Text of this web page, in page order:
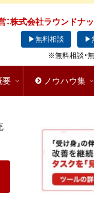
：株式会社ラウンドナ
▶無料相談
▶
※無料相談・
要 ノウハウ集